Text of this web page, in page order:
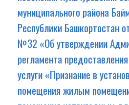
муниципального района
Республики Башкортостан
№32 «Об утверждении
регламента
услуги «Признание в
помещения жилым